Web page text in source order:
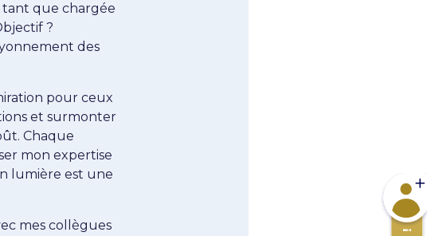
tant que chargée
?
des
pour ceux
et surmonter
Chaque
mon expertise
lumière est une
mes collègues